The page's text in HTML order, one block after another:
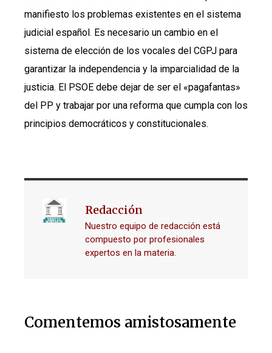
manifiesto los problemas existentes en el sistema
judicial español. Es necesario un cambio en el
sistema de elección de los vocales del CGPJ para
garantizar la independencia y la imparcialidad de la
justicia. El PSOE debe dejar de ser el «pagafantas»
del PP y trabajar por una reforma que cumpla con los
principios democráticos y constitucionales.
Redacción
Nuestro equipo de redacción está
compuesto por profesionales
expertos en la materia.
Comentemos amistosamente